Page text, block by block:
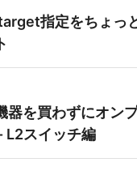
指定をちょっ
器を買わずにオン
L2スイッチ編